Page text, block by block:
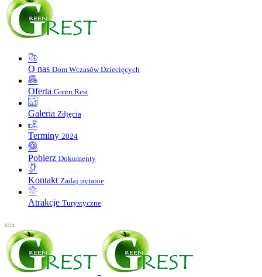
O nas Dom Wczasów Dziecięcych
Oferta Green Rest
Galeria Zdjęcia
Terminy 2024
Pobierz Dokumenty
Kontakt Zadaj pytanie
Atrakcje Turystyczne